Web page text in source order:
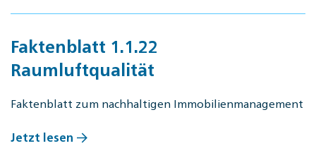
Faktenblatt 1.1.22
Raumluftqualität
Faktenblatt zum nachhaltigen Immobilienmanagement
Jetzt lesen